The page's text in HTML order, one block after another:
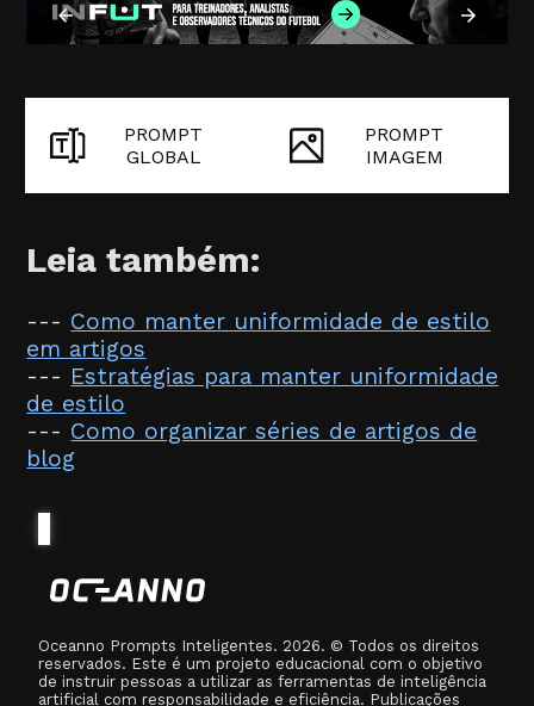
PROMPT
GLOBAL
PROMPT
IMAGEM
Leia também:
--- Como manter uniformidade de estilo
em artigos
--- Estratégias para manter uniformidade
de estilo
--- Como organizar séries de artigos de
blog
Oceanno Prompts Inteligentes. 2026. © Todos os direitos
reservados. Este é um projeto educacional com o objetivo
de instruir pessoas a utilizar as ferramentas de inteligência
artificial com responsabilidade e eficiência. Publicações